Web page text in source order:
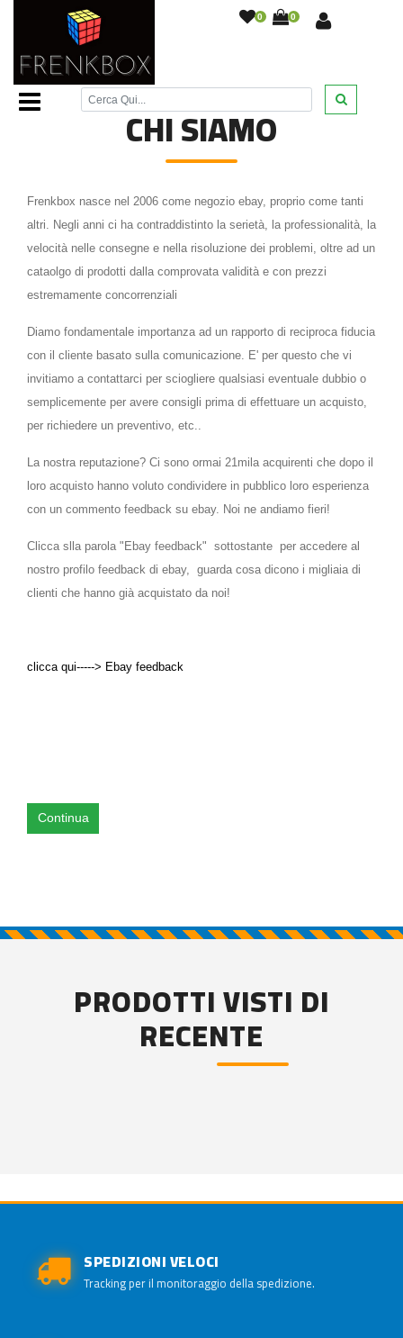
0 0
Home Page /Chi Siamo
CHI SIAMO
Frenkbox nasce nel 2006 come negozio ebay, proprio come tanti
altri. Negli anni ci ha contraddistinto la serietà, la professionalità, la
velocità nelle consegne e nella risoluzione dei problemi, oltre ad un
cataolgo di prodotti dalla comprovata validità e con prezzi
estremamente concorrenziali
Diamo fondamentale importanza ad un rapporto di reciproca fiducia
con il cliente basato sulla comunicazione. E' per questo che vi
invitiamo a contattarci per sciogliere qualsiasi eventuale dubbio o
semplicemente per avere consigli prima di effettuare un acquisto,
per richiedere un preventivo, etc..
La nostra reputazione? Ci sono ormai 21mila acquirenti che dopo il
loro acquisto hanno voluto condividere in pubblico loro esperienza
con un commento feedback su ebay. Noi ne andiamo fieri!
Clicca slla parola "Ebay feedback" sottostante per accedere al
nostro profilo feedback di ebay, guarda cosa dicono i migliaia di
clienti che hanno già acquistato da noi!
clicca qui-----> Ebay feedback
Continua
PRODOTTI VISTI DI
RECENTE
SPEDIZIONI VELOCI
Tracking per il monitoraggio della spedizione.